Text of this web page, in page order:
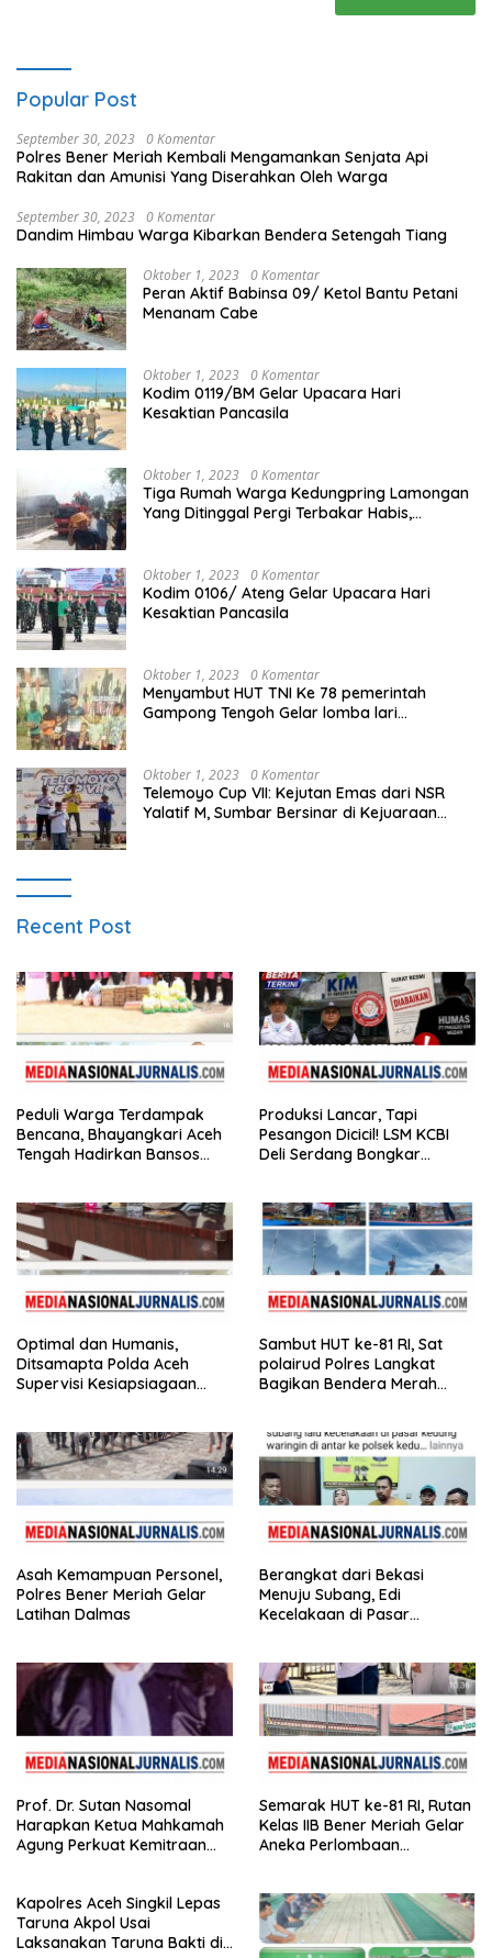
Popular Post
September 30, 2023 0 Komentar
Polres Bener Meriah Kembali Mengamankan Senjata Api
Rakitan dan Amunisi Yang Diserahkan Oleh Warga
September 30, 2023 0 Komentar
Dandim Himbau Warga Kibarkan Bendera Setengah Tiang
Oktober 1, 2023 0 Komentar
Peran Aktif Babinsa 09/ Ketol Bantu Petani
Menanam Cabe
Oktober 1, 2023 0 Komentar
Kodim 0119/BM Gelar Upacara Hari
Kesaktian Pancasila
Oktober 1, 2023 0 Komentar
Tiga Rumah Warga Kedungpring Lamongan
Yang Ditinggal Pergi Terbakar Habis,
Oktober 1, 2023 0 Komentar
Kodim 0106/ Ateng Gelar Upacara Hari
Kesaktian Pancasila
Oktober 1, 2023 0 Komentar
Menyambut HUT TNI Ke 78 pemerintah
Gampong Tengoh Gelar lomba lari
Oktober 1, 2023 0 Komentar
Telemoyo Cup VII: Kejutan Emas dari NSR
Yalatif M, Sumbar Bersinar di Kejuaraan
Recent Post
Peduli Warga Terdampak
Bencana, Bhayangkari Aceh
Tengah Hadirkan Bansos
Produksi Lancar, Tapi
Pesangon Dicicil! LSM KCBI
Deli Serdang Bongkar
Optimal dan Humanis,
Ditsamapta Polda Aceh
Supervisi Kesiapsiagaan
Sambut HUT ke-81 RI, Sat
polairud Polres Langkat
Bagikan Bendera Merah
Asah Kemampuan Personel,
Polres Bener Meriah Gelar
Latihan Dalmas
Berangkat dari Bekasi
Menuju Subang, Edi
Kecelakaan di Pasar
Nyawa Tidak
Prof. Dr. Sutan Nasomal
Harapkan Ketua Mahkamah
Agung Perkuat Kemitraan
Semarak HUT ke-81 RI, Rutan
Kelas IIB Bener Meriah Gelar
Aneka Perlombaan
Kapolres Aceh Singkil Lepas
Taruna Akpol Usai
Laksanakan Taruna Bakti di